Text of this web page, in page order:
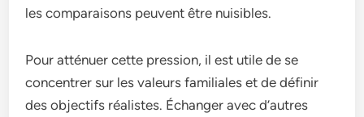
les comparaisons peuvent être nuisibles.
Pour atténuer cette pression, il est utile de se
concentrer sur les valeurs familiales et de définir
des objectifs réalistes. Échanger avec d’autres